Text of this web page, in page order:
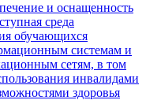
и оснащенность
среда
обучающихся
системам и
сетям, в том
инвалидами
здоровья